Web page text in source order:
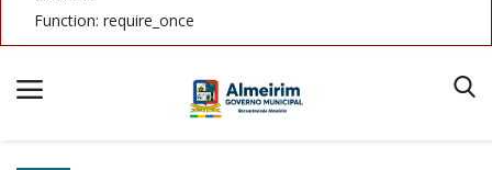
Function: require_once
Imprensa Oficial
Notícias
Equipe